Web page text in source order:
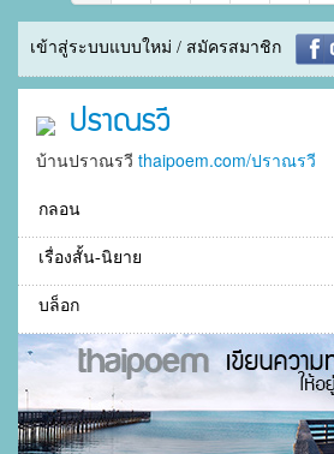
เข้าสู่ระบบแบบใหม่ / สมัครสมาชิก
ปราณรวี
บ้านปราณรวี thaipoem.com/ปราณรวี
กลอน
เรื่องสั้น-นิยาย
บล็อก